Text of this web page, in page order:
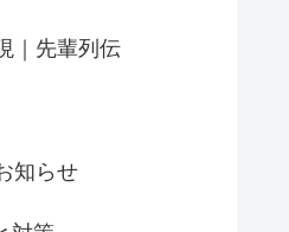
｜先輩列伝
知らせ